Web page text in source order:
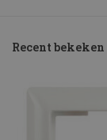
Recent bekeken